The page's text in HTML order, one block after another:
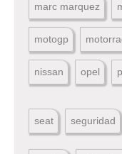
marc marquez
motogp
nissan opel
seat seguridad